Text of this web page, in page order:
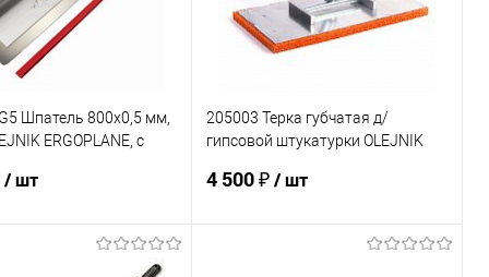
Шпатель 800х0,5 мм,
ERGOPLANE, с
/ шт
205003 Терка губчатая д/
гипсовой штукатурки OLEJNIK
4 500 ₽/ шт